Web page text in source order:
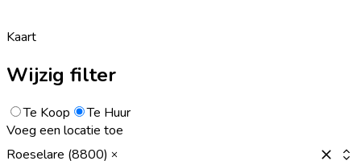
Kaart
Wijzig filter
Te Koop
Te Huur
Voeg een locatie toe
Roeselare (8800)